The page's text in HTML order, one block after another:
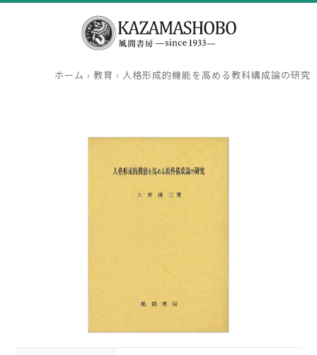
ホーム › 教育 › 人格形成的機能を高める教科構成論の研究